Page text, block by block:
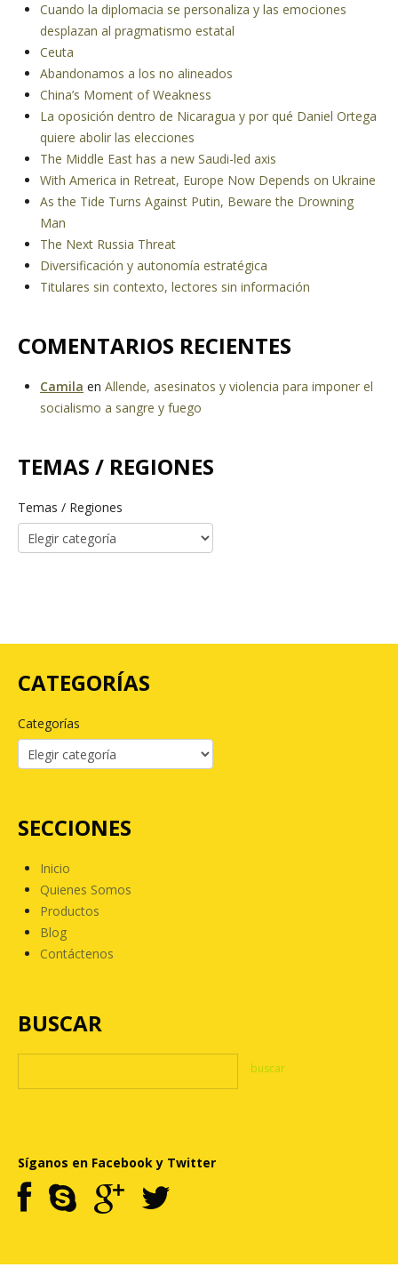
Cuando la diplomacia se personaliza y las emociones
desplazan al pragmatismo estatal
Ceuta
Abandonamos a los no alineados
China’s Moment of Weakness
La oposición dentro de Nicaragua y por qué Daniel Ortega
quiere abolir las elecciones
The Middle East has a new Saudi-led axis
With America in Retreat, Europe Now Depends on Ukraine
As the Tide Turns Against Putin, Beware the Drowning
Man
The Next Russia Threat
Diversificación y autonomía estratégica
Titulares sin contexto, lectores sin información
COMENTARIOS RECIENTES
Camila en Allende, asesinatos y violencia para imponer el
socialismo a sangre y fuego
TEMAS / REGIONES
Temas / Regiones
CATEGORÍAS
Categorías
SECCIONES
Inicio
Quienes Somos
Productos
Blog
Contáctenos
BUSCAR
Síganos en Facebook y Twitter